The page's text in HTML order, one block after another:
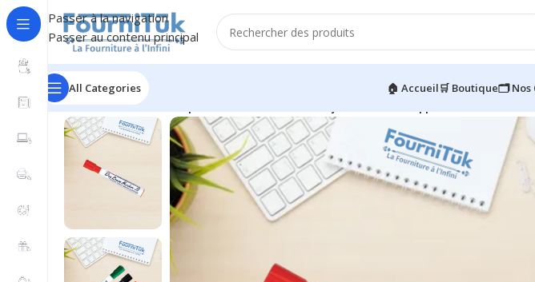
Passer à la navigation
Passer au contenu principal
All Categories 🏠 Accueil🛒 Boutique🗂️ Nos
Accueil/F. Scolaire